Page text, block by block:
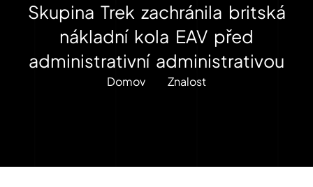
Skupina Trek zachránila britská
nákladní kola EAV před
administrativní administrativou
Domov Znalost